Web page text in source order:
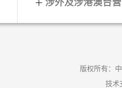
涉外及涉港澳台
版权所有：
技术